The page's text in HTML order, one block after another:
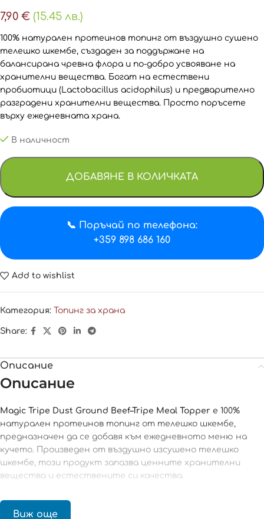
7,90 € (15.45 лв.)
100% натурален протеинов топинг от въздушно сушено
телешко шкембе, създаден за поддържане на
балансирана чревна флора и по-добро усвояване на
хранителни вещества. Богат на естествени
пробиотици (Lactobacillus acidophilus) и предварително
разградени хранителни вещества. Просто поръсете
върху ежедневната храна.
В наличност
ДОБАВЯНЕ В КОЛИЧКАТА
📞 Поръчай по телефона:
+359 898 686 160
Add to wishlist
Категория: Топинг за храна
Share:
Описание
Описание
Magic Tripe Dust Ground Beef–Tripe Meal Topper е 100%
натурален протеинов топинг от телешко шкембе,
предназначен да се добавя към ежедневното меню на
кучето. Произведен от въздушно изсушено телешко
шкембе, този продукт запазва ценните хранителни
вещества и естествените си качества.
Телешкото шкембе (стомахът на кравата) е субпродукт
с по-висока хранителна стойност дори в сравнение с
Виж още